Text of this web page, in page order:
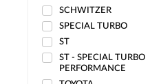
SCHWITZER
SPECIAL TURBO
ST
ST - SPECIAL TURBO
PERFORMANCE